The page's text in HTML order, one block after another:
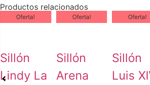
Productos relacionados
Oferta!
Sillón
Lindy La
Oferta!
Sillón
Arena
Oferta!
Sillón
Luis